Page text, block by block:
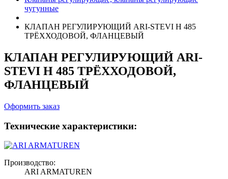
чугунные
КЛАПАН РЕГУЛИРУЮЩИЙ ARI-STEVI H 485
ТРЁХХОДОВОЙ, ФЛАНЦЕВЫЙ
КЛАПАН РЕГУЛИРУЮЩИЙ ARI-
STEVI H 485 ТРЁХХОДОВОЙ,
ФЛАНЦЕВЫЙ
Оформить заказ
Технические характеристики:
Производство:
ARI ARMATUREN